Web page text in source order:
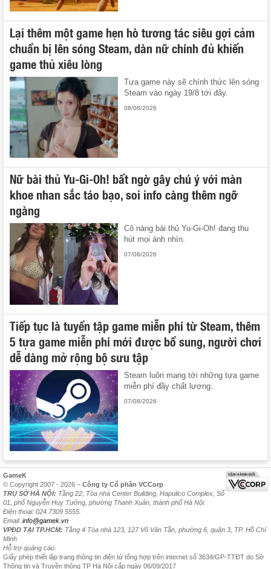
Lại thêm một game hẹn hò tương tác siêu gợi cảm
chuẩn bị lên sóng Steam, dàn nữ chính đủ khiến
game thủ xiêu lòng
Tựa game này sẽ chính thức lên sóng
Steam vào ngày 19/8 tới đây.
08/08/2026
Nữ bài thủ Yu-Gi-Oh! bất ngờ gây chú ý với màn
khoe nhan sắc táo bạo, soi info càng thêm ngỡ
ngàng
Cô nàng bài thủ Yu-Gi-Oh! đang thu
hút mọi ánh nhìn.
07/08/2026
Tiếp tục là tuyển tập game miễn phí từ Steam, thêm
5 tựa game miễn phí mới được bổ sung, người chơi
dễ dàng mở rộng bộ sưu tập
Steam luôn mang tới những tựa game
miễn phí đầy chất lượng.
07/08/2026
GameK
© Copyright 2007 - 2026 – Công ty Cổ phần VCCorp
TRỤ SỞ HÀ NỘI: Tầng 22, Tòa nhà Center Building, Hapulico Complex, Số
01, phố Nguyễn Huy Tưởng, phường Thanh Xuân, thành phố Hà Nội.
Điện thoại: 024 7309 5555.
Email: info@gamek.vn
VPĐD TẠI TP.HCM: Tầng 4 Tòa nhà 123, 127 Võ Văn Tần, phường 6, quận 3, TP. Hồ Chí
Minh
Hỗ trợ quảng cáo:
Giấy phép thiết lập trang thông tin điện tử tổng hợp trên internet số 3634/GP-TTĐT do Sở
Thông tin và Truyền thông TP Hà Nội cấp ngày 06/09/2017